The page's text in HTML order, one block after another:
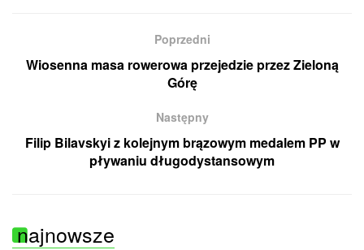
Poprzedni
Wiosenna masa rowerowa przejedzie przez Zieloną
Górę
Następny
Filip Bilavskyi z kolejnym brązowym medalem PP w
pływaniu długodystansowym
najnowsze